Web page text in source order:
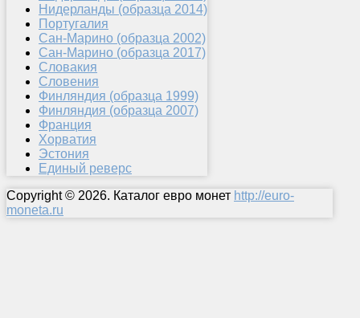
Нидерланды (образца 2014)
Португалия
Сан-Марино (образца 2002)
Сан-Марино (образца 2017)
Словакия
Словения
Финляндия (образца 1999)
Финляндия (образца 2007)
Франция
Хорватия
Эстония
Единый реверс
Copyright © 2026. Каталог евро монет http://euro-
moneta.ru